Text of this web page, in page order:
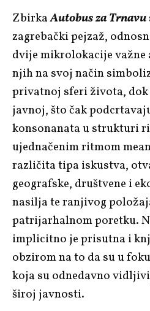
ZbirkaAutobus za Trnavu
zagrebački pejzaž,
dvije mikrolokacije važne
njih na svoj način
privatnoj sferi života, dok
javnoj, što čak
konsonanata u strukturi
ujednačenim ritmom
različita tipa iskustva,
geografske, društvene i
nasilja te ranjivog
patrijarhalnom poretku.
implicitno je prisutna i
obzirom na to da su u
koja su odnedavno
široj javnosti.